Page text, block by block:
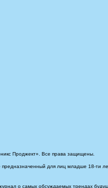
Проджект». Все права защищены.
для лиц младше 18-ти
о самых обсуждаемых трендах